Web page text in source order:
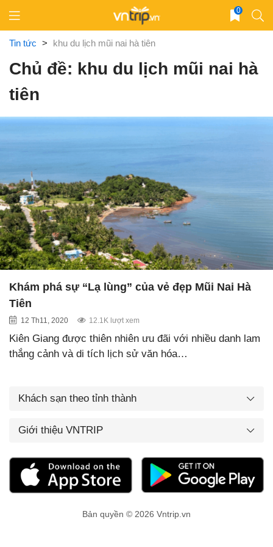
content
0
Tin tức > khu du lịch mũi nai hà tiên
Chủ đề: khu du lịch mũi nai hà
tiên
Khám phá sự “Lạ lùng” của vẻ đẹp Mũi Nai Hà
Tiên
12 Th11, 2020 12.1K lượt xem
Kiên Giang được thiên nhiên ưu đãi với nhiều danh lam
thắng cảnh và di tích lịch sử văn hóa…
Khách sạn theo tỉnh thành
Giới thiệu VNTRIP
Bản quyền © 2026 Vntrip.vn